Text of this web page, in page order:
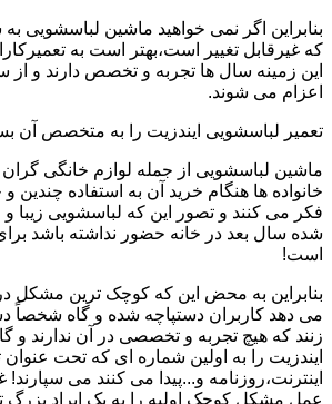
بنابراین اگر نمی خواهید ماشین لباسشویی
که غیرقابل تغییر است،بهتر است به
این زمینه سال ها تجربه و تخصص دارند و از
اعزام می شوند.
تعمیر لباسشویی ایندزیت را به متخصص آن
ماشین لباسشویی از جمله لوازم خانگی
خانواده ها هنگام خرید آن به استفاده چندین
فکر می کنند و تصور این که لباسشویی زیبا
شده سال بعد در خانه حضور نداشته باشد
است!
بنابراین به محض این که کوچک ترین مشکل
می دهد کاربران دستپاچه شده و گاه شخصاً
زنند که هیچ تجربه و تخصصی در آن ندارند و
ایندزیت را به اولین شماره ای که تحت عنوان
اینترنت،روزنامه و...پیدا می کنند می سپارند!
عمل مشکل کوچک اولیه را به یک ایراد بزرگ